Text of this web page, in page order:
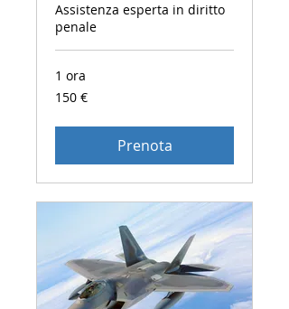
Assistenza esperta in diritto
penale
1 ora
150
euro
150 €
Prenota